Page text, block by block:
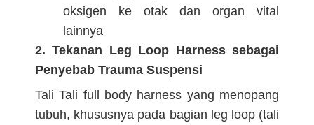
oksigen ke otak dan organ vital
lainnya
2. Tekanan Leg Loop Harness sebagai
Penyebab Trauma Suspensi
Tali Tali full body harness yang menopang
tubuh, khususnya pada bagian leg loop (tali